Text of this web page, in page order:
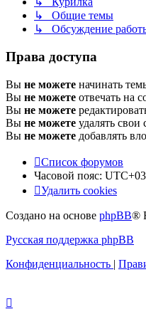
↳ Общие темы
↳ Обсуждение
Права доступа
Вы не можете начинать
Вы не можете отвечать на
Вы не можете
Вы не можете удалять
Вы не можете добавлять
Список форумов
Часовой пояс:
Удалить cookies
Создано на основе phpBB®
Русская поддержка phpBB
Конфиденциальность |